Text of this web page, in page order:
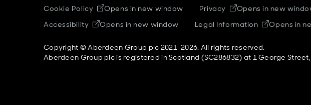
Cookie Policy Opens in new window Privacy Opens in new
Accessibility
Opens in new window Legal Information Opens in
Copyright © Aberdeen Group plc 2021-2026. All rights reserved.
Aberdeen Group plc is registered in Scotland (SC286832) at 1 George Street,